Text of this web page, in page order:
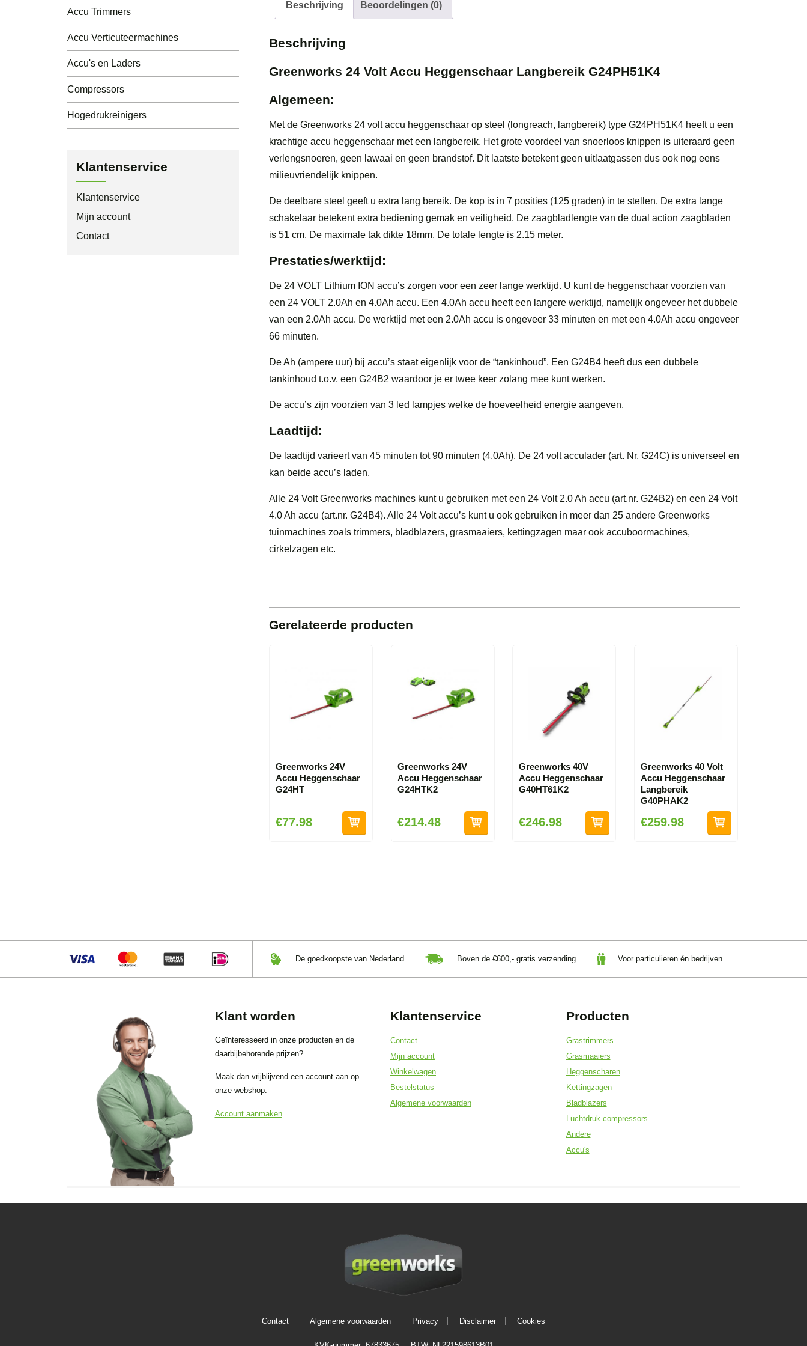
Beschrijving Beoordelingen (0)
Beschrijving
Greenworks 24 Volt Accu Heggenschaar Langbereik G24PH51K4
Algemeen:
Met de Greenworks 24 volt accu heggenschaar op steel (longreach, langbereik) type G24PH51K4 heeft u een
krachtige accu heggenschaar met een langbereik. Het grote voordeel van snoerloos knippen is uiteraard geen
verlengsnoeren, geen lawaai en geen brandstof. Dit laatste betekent geen uitlaatgassen dus ook nog eens
milieuvriendelijk knippen.
De deelbare steel geeft u extra lang bereik. De kop is in 7 posities (125 graden) in te stellen. De extra lange
schakelaar betekent extra bediening gemak en veiligheid. De zaagbladlengte van de dual action zaagbladen
is 51 cm. De maximale tak dikte 18mm. De totale lengte is 2.15 meter.
Prestaties/werktijd:
De 24 VOLT Lithium ION accu’s zorgen voor een zeer lange werktijd. U kunt de heggenschaar voorzien van
een 24 VOLT 2.0Ah en 4.0Ah accu. Een 4.0Ah accu heeft een langere werktijd, namelijk ongeveer het dubbele
van een 2.0Ah accu. De werktijd met een 2.0Ah accu is ongeveer 33 minuten en met een 4.0Ah accu ongeveer
66 minuten.
De Ah (ampere uur) bij accu’s staat eigenlijk voor de “tankinhoud”. Een G24B4 heeft dus een dubbele
tankinhoud t.o.v. een G24B2 waardoor je er twee keer zolang mee kunt werken.
De accu’s zijn voorzien van 3 led lampjes welke de hoeveelheid energie aangeven.
Laadtijd:
De laadtijd varieert van 45 minuten tot 90 minuten (4.0Ah). De 24 volt acculader (art. Nr. G24C) is universeel en
kan beide accu’s laden.
Alle 24 Volt Greenworks machines kunt u gebruiken met een 24 Volt 2.0 Ah accu (art.nr. G24B2) en een 24 Volt
4.0 Ah accu (art.nr. G24B4). Alle 24 Volt accu’s kunt u ook gebruiken in meer dan 25 andere Greenworks
tuinmachines zoals trimmers, bladblazers, grasmaaiers, kettingzagen maar ook accuboormachines,
cirkelzagen etc.
Gerelateerde producten
Greenworks 24V
Accu Heggenschaar
G24HT
€77.98
Greenworks 24V
Accu Heggenschaar
G24HTK2
€214.48
Greenworks 40V
Accu Heggenschaar
G40HT61K2
€246.98
Greenworks 40 Volt
Accu Heggenschaar
Langbereik
G40PHAK2
€259.98
Accu Trimmers
Accu Verticuteermachines
Accu's en Laders
Compressors
Hogedrukreinigers
Klantenservice
Klantenservice
Mijn account
Contact
De goedkoopste van Nederland Boven de €600,- gratis verzending Voor particulieren én bedrijven
Klant worden
Geïnteresseerd in onze producten en de
daarbijbehorende prijzen?
Maak dan vrijblijvend een account aan op
onze webshop.
Account aanmaken
Klantenservice
Contact
Mijn account
Winkelwagen
Bestelstatus
Algemene voorwaarden
Producten
Grastrimmers
Grasmaaiers
Heggenscharen
Kettingzagen
Bladblazers
Luchtdruk compressors
Andere
Accu's
Contact Algemene voorwaarden Privacy Disclaimer Cookies